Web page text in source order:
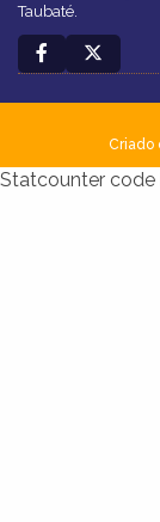
Taubaté.
Criado
Statcounter code